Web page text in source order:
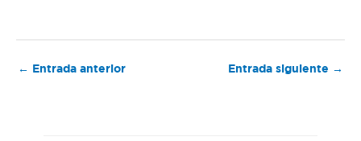
← Entrada anterior Entrada siguiente →